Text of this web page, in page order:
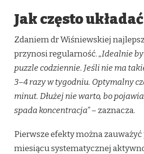
Jak często
Zdaniem dr Wiśniewskiej
przynosi regularność.„Idealnie
puzzle codziennie. Jeśli nie ma
3–4 razy w tygodniu. Optymalny
minut. Dłużej nie warto, bo
spada koncentracja”– zaznacza.
Pierwsze efekty można zauważyć
miesiącu systematycznej